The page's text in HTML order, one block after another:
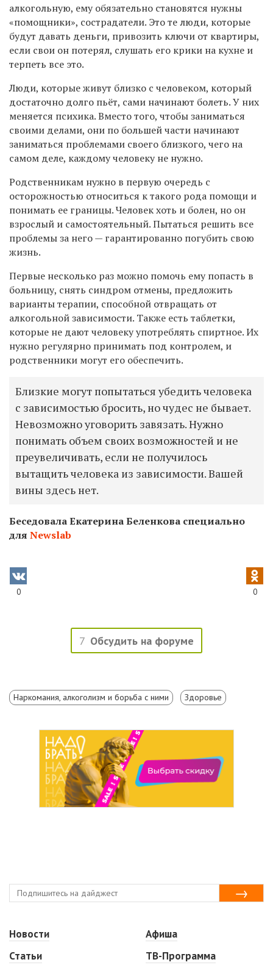
алкогольную, ему обязательно становятся нужны
«помощники», сострадатели. Это те люди, которые
будут давать деньги, привозить ключи от квартиры,
если свои он потерял, слушать его крики на кухне и
терпеть все это.
Люди, которые живут близко с человеком, который
достаточно долго пьёт, сами начинают болеть. У них
меняется психика. Вместо того, чтобы заниматься
своими делами, они по большей части начинают
заниматься проблемами своего близкого, чего на
самом деле, каждому человеку не нужно.
Родственникам нужно в первую очередь с
осторожностью относиться к такого рода помощи и
понимать ее границы. Человек хоть и болен, но он
взрослый и самостоятельный. Пытаться решить все
проблемы за него — гарантированно погубить свою
жизнь.
Первые несколько раз можно помочь ему попасть в
больницу, снять синдром отмены, предложить
варианты терапии, способной отвращать от
алкогольной зависимости. Также есть таблетки,
которые не дают человеку употреблять спиртное. Их
нужно регулярно принимать под контролем, и
родственники могут его обеспечить.
Близкие могут попытаться убедить человека
с зависимостью бросить, но чудес не бывает.
Невозможно уговорить завязать. Нужно
понимать объем своих возможностей и не
преувеличивать, если не получилось
вытащить человека из зависимости. Вашей
вины здесь нет.
Беседовала Екатерина Беленкова специально
для Newslab
0 0
7 Обсудить на форуме
Наркомания, алкоголизм и борьба с ними Здоровье
Новости
Статьи
Афиша
ТВ-Программа